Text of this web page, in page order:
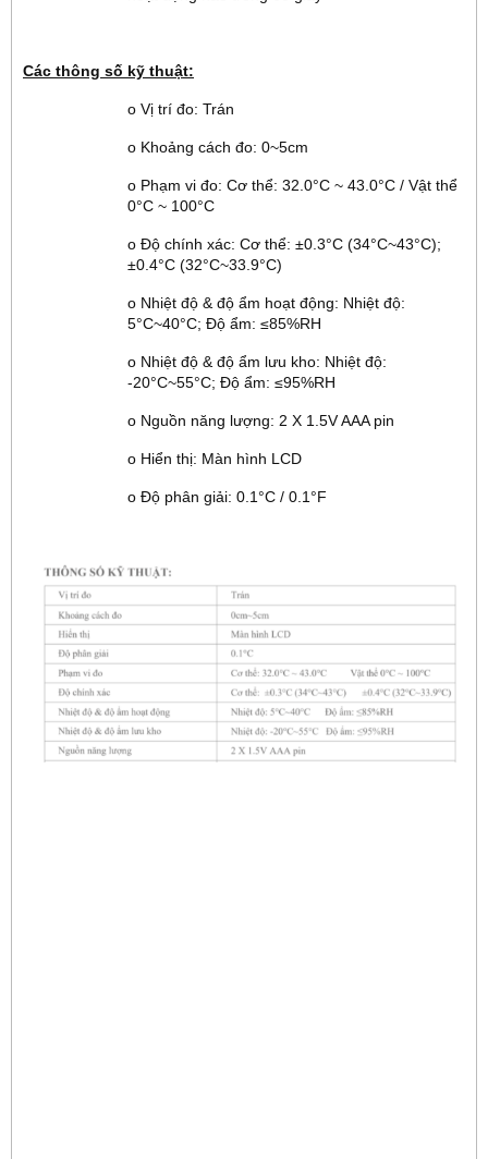
Các thông số kỹ thuật:
o Vị trí đo: Trán
o Khoảng cách đo: 0~5cm
o Phạm vi đo: Cơ thể: 32.0°C ~ 43.0°C / Vật thể
0°C ~ 100°C
o Độ chính xác: Cơ thể: ±0.3°C (34°C~43°C);
±0.4°C (32°C~33.9°C)
o Nhiệt độ & độ ẩm hoạt động: Nhiệt độ:
5°C~40°C; Độ ẩm: ≤85%RH
o Nhiệt độ & độ ẩm lưu kho: Nhiệt độ:
-20°C~55°C; Độ ẩm: ≤95%RH
o Nguồn năng lượng: 2 X 1.5V AAA pin
o Hiển thị: Màn hình LCD
o Độ phân giải: 0.1°C / 0.1°F